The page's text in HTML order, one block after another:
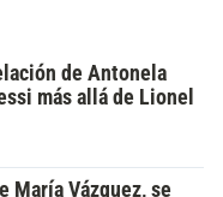
de Antonela
más allá de Lionel
María Vázquez, se